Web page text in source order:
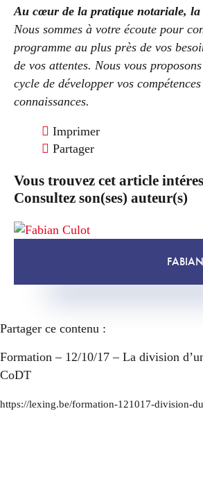
Au cœur de la pratique notariale, la
Nous sommes à votre écoute pour
programme au plus près de vos
de vos attentes. Nous vous
cycle de développer vos
connaissances.
Imprimer
Partager
Vous trouvez cet article
Consultez son(ses) auteur(s)
FABIAN
Partager ce contenu :
Formation – 12/10/17 – La division
CoDT
https://lexing.be/formation-121017-division-